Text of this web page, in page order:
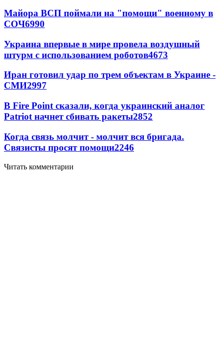
Майора ВСП поймали на "помощи" военному в
СОЧ6990
Украина впервые в мире провела воздушный
штурм с использованием роботов4673
Иран готовил удар по трем объектам в Украине -
СМИ2997
В Fire Point сказали, когда украинский аналог
Patriot начнет сбивать ракеты2852
Когда связь молчит - молчит вся бригада.
Связисты просят помощи2246
Читать комментарии